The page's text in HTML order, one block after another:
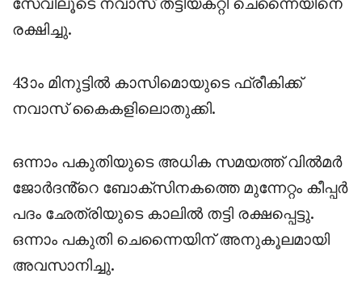
രക്ഷിച്ചു.
43ാം മിനുട്ടിൽ കാസിമൊയുടെ ഫ്രീകിക്ക്
നവാസ് കൈകളിലൊതുക്കി.
ഒന്നാം പകുതിയുടെ അധിക സമയത്ത് വിൽമർ
ജോർദൻ്റെ ബോക്സിനകത്തെ മുന്നേറ്റം കീപ്പർ
പദം ഛേത്രിയുടെ കാലിൽ തട്ടി രക്ഷപ്പെട്ടു.
ഒന്നാം പകുതി ചെന്നൈയിന് അനുകൂലമായി
അവസാനിച്ചു.